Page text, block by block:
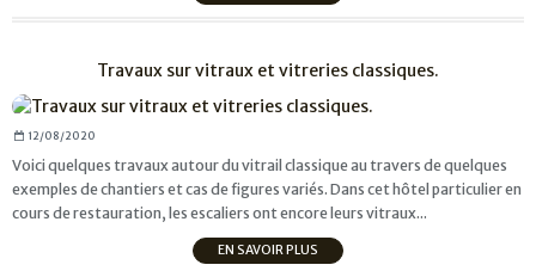
Travaux sur vitraux et vitreries classiques.
12/08/2020
Voici quelques travaux autour du vitrail classique au travers de quelques
exemples de chantiers et cas de figures variés. Dans cet hôtel particulier en
cours de restauration, les escaliers ont encore leurs vitraux...
EN SAVOIR PLUS